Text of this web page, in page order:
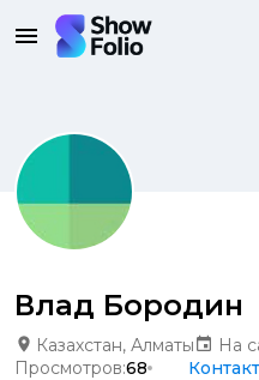
Влад Бородин
Казахстан, Алматы На
Просмотров:68